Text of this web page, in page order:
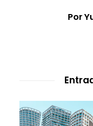
Por